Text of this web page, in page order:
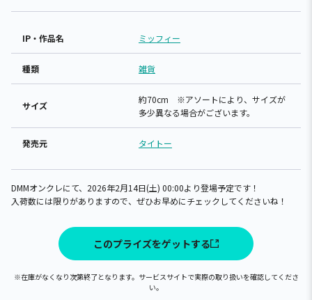
IP・作品名 ミッフィー
種類 雑貨
サイズ
約70cm ※アソートにより、サイズが
多少異なる場合がございます。
発売元 タイトー
DMMオンクレにて、2026年2月14日(土) 00:00より登場予定です！
入荷数には限りがありますので、ぜひお早めにチェックしてくださいね！
このプライズをゲットする
※在庫がなくなり次第終了となります。サービスサイトで実際の取り扱いを確認してくださ
い。